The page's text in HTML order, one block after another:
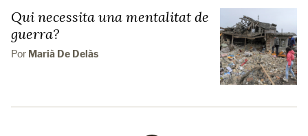
Qui necessita una mentalitat de
guerra?
Por Marià De Delàs